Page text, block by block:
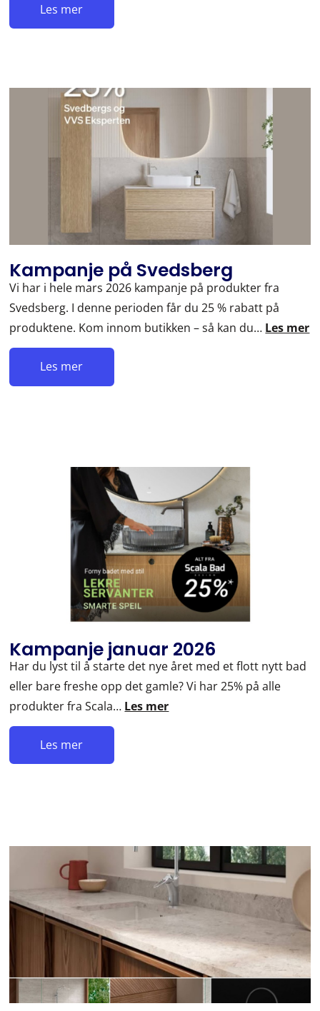
Les mer
Kampanje på Svedsberg
Vi har i hele mars 2026 kampanje på produkter fra
Svedsberg. I denne perioden får du 25 % rabatt på
produktene. Kom innom butikken – så kan du… Les mer
Les mer
Kampanje januar 2026
Har du lyst til å starte det nye året med et flott nytt bad
eller bare freshe opp det gamle? Vi har 25% på alle
produkter fra Scala… Les mer
Les mer